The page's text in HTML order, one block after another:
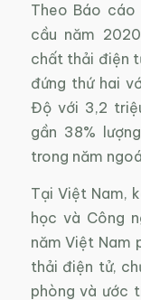
Theo Báo
cầu năm
chất thải điện
đứng thứ hai
Độ với 3,2
gần 38%
trong năm
Tại Việt Nam,
học và Công
năm Việt Nam
thải điện tử,
phòng và ước